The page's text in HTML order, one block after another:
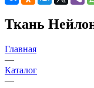
Ткань
Главная
—
Каталог
—